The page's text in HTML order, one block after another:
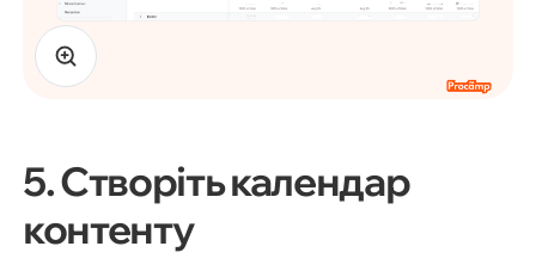
5. Створіть календар
контенту